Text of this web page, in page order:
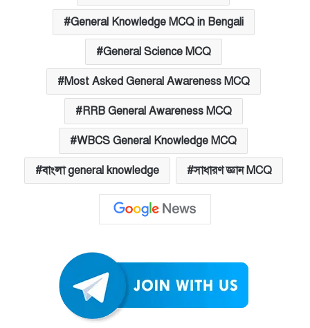
General Knowledge MCQ in Bengali
General Science MCQ
Most Asked General Awareness MCQ
RRB General Awareness MCQ
WBCS General Knowledge MCQ
বাংলা general knowledge সাধারণ জ্ঞান MCQ